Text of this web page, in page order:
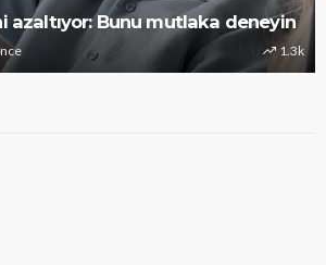
azaltıyor: Bunu mutlaka deneyin
1.3k